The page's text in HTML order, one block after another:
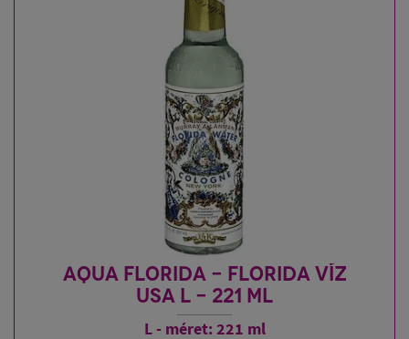
AQUA FLORIDA - FLORIDA VÍZ
USA L - 221 ML
L - méret: 221 ml